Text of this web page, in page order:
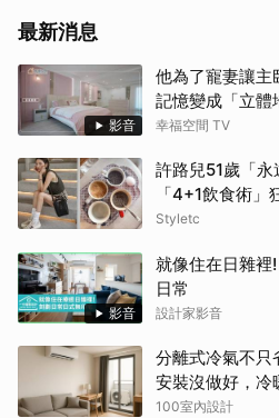
最新消息
影音
他為了寵妻讓主
記憶變成「立體
間誰不嫁？！
幸福空間 TV
許路兒51歲「
「4+1飲食術」
Styletc
影音
就像住在日雜裡
日常
設計家影音
分離式冷氣不
安裝沒做好，
100室內設計